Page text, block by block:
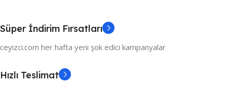
Süper İndirim Fırsatları
ceyizci.com her hafta yeni şok edici kampanyalar
Hızlı Teslimat